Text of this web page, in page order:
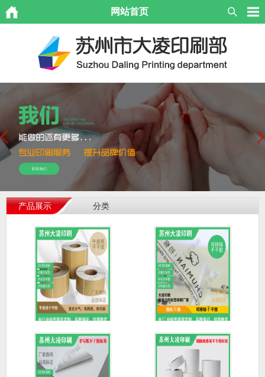
网站首页
产品展示 分类
牛皮纸标签_不干胶标签
定制
透明标签_不干胶标签定